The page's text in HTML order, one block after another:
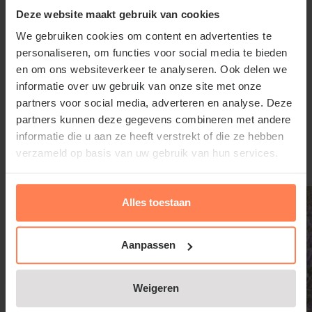
Deze website maakt gebruik van cookies
We gebruiken cookies om content en advertenties te
personaliseren, om functies voor social media te bieden
en om ons websiteverkeer te analyseren. Ook delen we
informatie over uw gebruik van onze site met onze
partners voor social media, adverteren en analyse. Deze
partners kunnen deze gegevens combineren met andere
informatie die u aan ze heeft verstrekt of die ze hebben
verzameld op basis van uw gebruik van hun services.
Alles toestaan
Aanpassen
Weigeren
zware klei planten) en kan redelijk goed tegen de
droogte.
Iberis sempervirens snoeien en
onderhouden
Als de uitgebloeide scheuten worden afgeknipt, is er
in augustus kans op een tweede bloei.
Veelgestelde vragen over Iberis
Lees meer
Gerelateerde producten